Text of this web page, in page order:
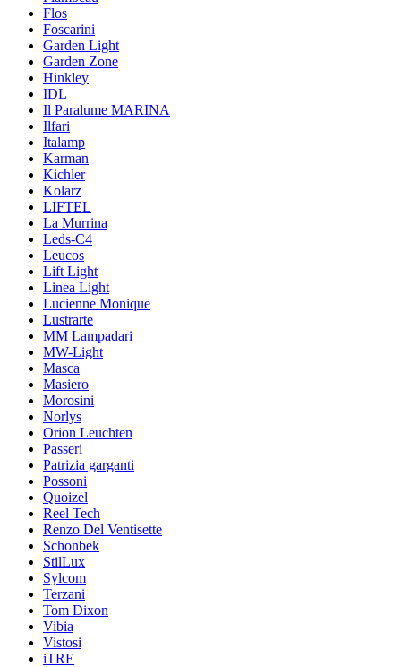
Flos
Foscarini
Garden Light
Garden Zone
Hinkley
IDL
Il Paralume MARINA
Ilfari
Italamp
Karman
Kichler
Kolarz
LIFTEL
La Murrina
Leds-C4
Leucos
Lift Light
Linea Light
Lucienne Monique
Lustrarte
MM Lampadari
MW-Light
Masca
Masiero
Morosini
Norlys
Orion Leuchten
Passeri
Patrizia garganti
Possoni
Quoizel
Reel Tech
Renzo Del Ventisette
Schonbek
StilLux
Sylcom
Terzani
Tom Dixon
Vibia
Vistosi
iTRE